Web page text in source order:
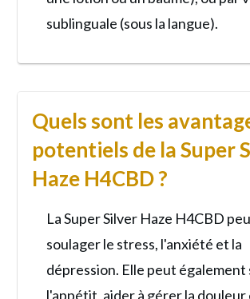
sublinguale (sous la langue).
Quels sont les
potentiels de la Super
Haze H4CBD ?
La Super Silver Haze H4CBD
soulager le stress, l'anxiété et la
dépression. Elle peut
l'appétit, aider à gérer la douleur